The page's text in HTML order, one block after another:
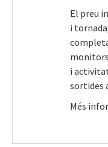
El preu
i
i
sortides
Més